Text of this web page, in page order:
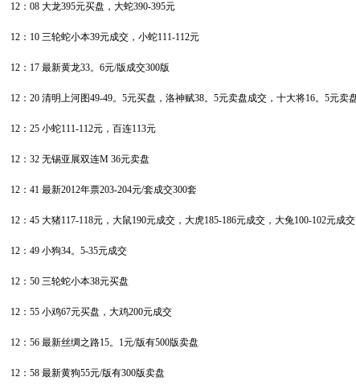
12：08 大龙395元买盘，大蛇390-395元
12：10 三轮蛇小本39元成交，小蛇111-112元
12：17 最新黄龙33。6元/版成交300版
12：20 清明上河图49-49。5元买盘，洛神赋38。5元卖盘成交，十大将16。5元卖
12：25 小蛇111-112元，百连113元
12：32 无锡亚展双连M 36元卖盘
12：41 最新2012年票203-204元/套成交300套
12：45 大猪117-118元，大鼠190元成交，大虎185-186元成交，大兔100-102元成交
12：49 小狗34。5-35元成交
12：50 三轮蛇小本38元买盘
12：55 小鸡67元买盘，大鸡200元成交
12：56 最新丝绸之路15。1元/版有500版卖盘
12：58 最新黄狗55元/版有300版卖盘